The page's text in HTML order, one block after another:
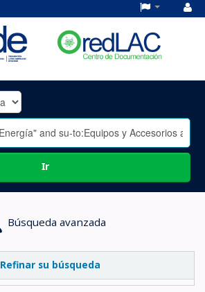
Ir
Búsqueda avanzada
Refinar su búsqueda